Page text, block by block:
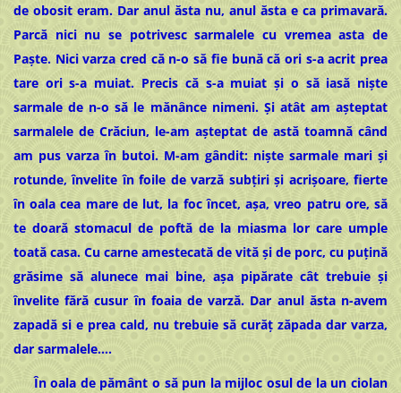
de obosit eram. Dar anul ăsta nu, anul ăsta e ca primavară.
Parcă nici nu se potrivesc sarmalele cu vremea asta de
Paște. Nici varza cred că n-o să fie bună că ori s-a acrit prea
tare ori s-a muiat. Precis că s-a muiat și o să iasă niște
sarmale de n-o să le mănânce nimeni. Și atât am așteptat
sarmalele de Crăciun, le-am așteptat de astă toamnă când
am pus varza în butoi. M-am gândit: niște sarmale mari și
rotunde, învelite în foile de varză subțiri și acrișoare, fierte
în oala cea mare de lut, la foc încet, așa, vreo patru ore, să
te doară stomacul de poftă de la miasma lor care umple
toată casa. Cu carne amestecată de vită și de porc, cu puțină
grăsime să alunece mai bine, așa pipărate cât trebuie și
învelite fără cusur în foaia de varză. Dar anul ăsta n-avem
zapadă si e prea cald, nu trebuie să curăț zăpada dar varza,
dar sarmalele….
În oala de pământ o să pun la mijloc osul de la un ciolan